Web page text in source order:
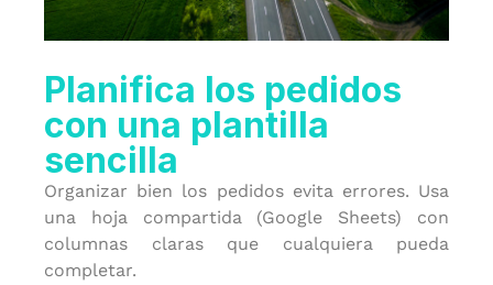
Planifica los pedidos
con una plantilla
sencilla
Organizar bien los pedidos evita errores. Usa
una hoja compartida (Google Sheets) con
columnas claras que cualquiera pueda
completar.